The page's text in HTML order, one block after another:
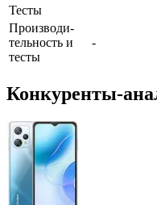
Тесты
Производи­
тельность и
тесты
-
Конкуренты-